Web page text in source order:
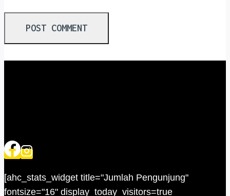
[ahc_stats_widget title="Jumlah Pengunjung"
fontsize="16" display_today_visitors=true